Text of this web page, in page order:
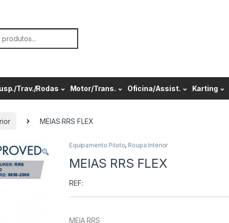
Trav./Rodas Motor/Trans. Oficina/Assist. Karting
MEIAS RRS FLEX
Equipamento Piloto, Roupa Interior
MEIAS RRS FLEX
REF:
MEIA RRS